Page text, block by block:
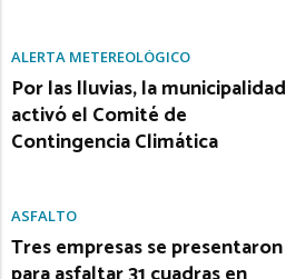
ALERTA METEREOLÓGICO
Por las lluvias, la municipalidad
activó el Comité de
Contingencia Climática
ASFALTO
Tres empresas se presentaron